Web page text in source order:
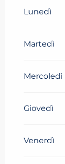
Lunedì
Martedì
Mercoledì
Giovedì
Venerdì